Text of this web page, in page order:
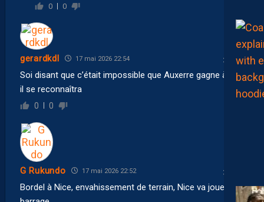
0 0
gerardkdl 17 mai 2026 22:54
Soi disant que c’était impossible que Auxerre gagne à Lille
il se reconnaîtra
0 0
G Rukundo 17 mai 2026 22:52
Bordel à Nice, envahissement de terrain, Nice va jouer un